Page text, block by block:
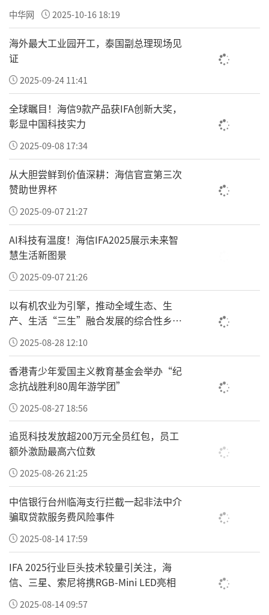
如今高下似乎拉开了。
还是江浙沪拿到了狂飙的秘笈？
今年上半年，广东以62909.80亿的经济总量，
守住了全国第一经济大省的位置。
总量第二的江苏，却以3556.16亿元的增量，摘
得全国增量最大的省，缩小了与广东的差距。
与5.5%的全国平均增速相比，江苏高出1.1个百
分点，广东则未能跑赢全国。
上海对外经贸大学金融学院副教授、金融发展
研究所副所长钟辉勇对澎湃新闻记者表示：
在当前背景下，上半年各省经济"成绩单"之间
的差别主要取决于去年疫情冲击程度大小和各
省经济的基本面。
尽管专家解释了原因，但产业结构数据，还是
不难看出其它端倪。
从产业结构来看，今年上半年，广东第一产业
增加值2270.95亿元，增长4.6%；第二产业增
加值24661.44亿元，增长3.7%；第三产业增加
值35977.41亿元，增长5.9%。
再看江苏：第一产业增加值1720.2亿元，同比
增长3.5%；第二产业增加值26613.4亿元，同
比增长7.1%；第三产业增加值32131.7亿元，
同比增长6.3%。
很明显，拉开粤苏两省增速差距的主要在二产
——江苏二产增速 7.1%，在三大产业中增长最
快；反观广东，二产增速仅 3.7%，比全省 GDP
增速还低 1.3 个百分点。
中华网 2025-10-16 18:19
海外最大工业园开工，泰国副总理现场见
证
2025-09-24 11:41
全球瞩目！海信9款产品获IFA创新大奖，
彰显中国科技实力
2025-09-08 17:34
从大胆尝鲜到价值深耕：海信官宣第三次
赞助世界杯
2025-09-07 21:27
AI科技有温度！海信IFA2025展示未来智
慧生活新图景
2025-09-07 21:26
以有机农业为引擎，推动全域生态、生
产、生活“三生”融合发展的综合性乡村
振兴“车河”
2025-08-28 12:10
香港青少年爱国主义教育基金会举办“纪
念抗战胜利80周年游学团”
2025-08-27 18:56
追觅科技发放超200万元全员红包，员工
额外激励最高六位数
2025-08-26 21:25
中信银行台州临海支行拦截一起非法中介
骗取贷款服务费风险事件
2025-08-14 17:59
IFA 2025行业巨头技术较量引关注，海
信、三星、索尼将携RGB-Mini LED亮相
2025-08-14 09:57